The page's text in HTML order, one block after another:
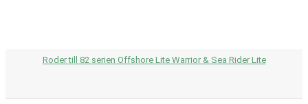
Roder till 82 serien Offshore Lite Warrior & Sea Rider Lite